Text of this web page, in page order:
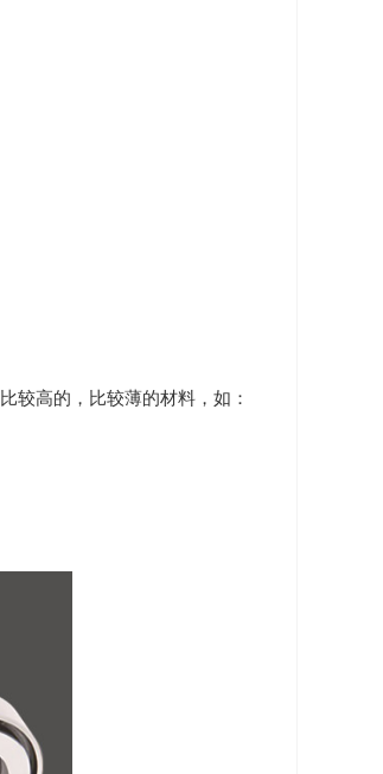
较高的，比较薄的材料，如：